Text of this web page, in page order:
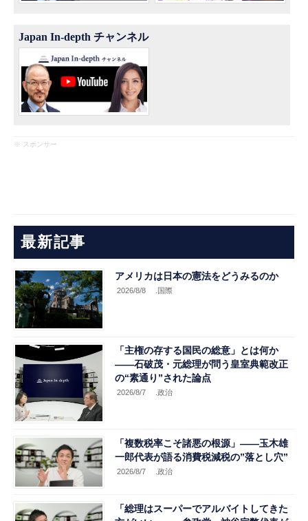
Japan In-depth チャンネル
※ スポンサー
最新記事
アメリカは日本の憲法をどうみるのか
2026/8/8 .国際
「主権の存する国民の総意」とは何か
――石破茂・元総理が問う皇室典範改正
の“素通り”された論点
2026/8/7 .政治
「複数税率こそ諸悪の根源」――玉木雄
一郎代表が語る消費税減税の”落とし穴”
2026/8/7 .政治
「総理はスーパーでアルバイトしてきた